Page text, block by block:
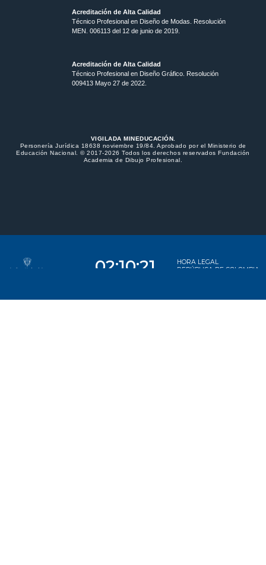
Acreditación de Alta Calidad
Técnico Profesional en Diseño de Modas. Resolución
MEN. 006113 del 12 de junio de 2019.
Acreditación de Alta Calidad
Técnico Profesional en Diseño Gráfico. Resolución
009413 Mayo 27 de 2022.
VIGILADA MINEDUCACIÓN.
Personería Jurídica 18638 noviembre 19/84. Aprobado por el Ministerio de
Educación Nacional. © 2017-2026 Todos los derechos reservados Fundación
Academia de Dibujo Profesional.